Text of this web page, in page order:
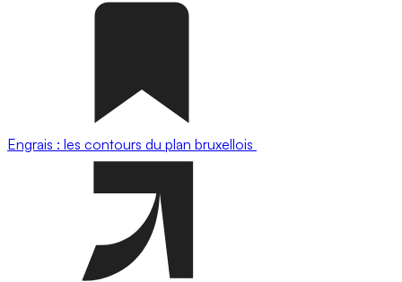
Engrais : les contours du plan bruxellois